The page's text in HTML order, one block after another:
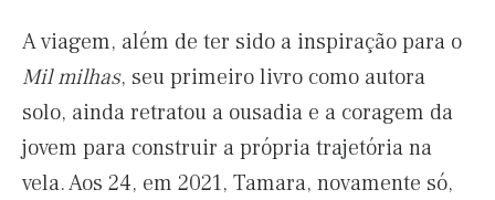
A viagem, além de ter sido a inspiração para o
Mil milhas, seu primeiro livro como autora
solo, ainda retratou a ousadia e a coragem da
jovem para construir a própria trajetória na
vela. Aos 24, em 2021, Tamara, novamente só,